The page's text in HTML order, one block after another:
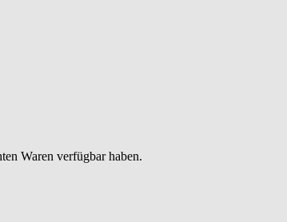
Waren verfügbar haben.